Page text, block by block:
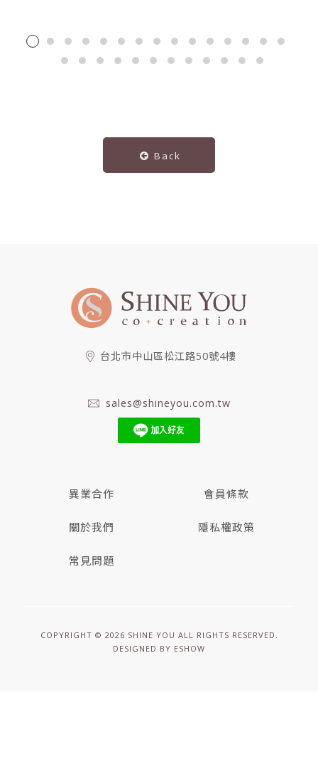
Back
台北市中山區松江路50號4樓
sales@shineyou.com.tw
異業合作
關於我們
常見問題
會員條款
隱私權政策
COPYRIGHT © 2026 SHINE YOU ALL RIGHTS RESERVED.
DESIGNED BY ESHOW